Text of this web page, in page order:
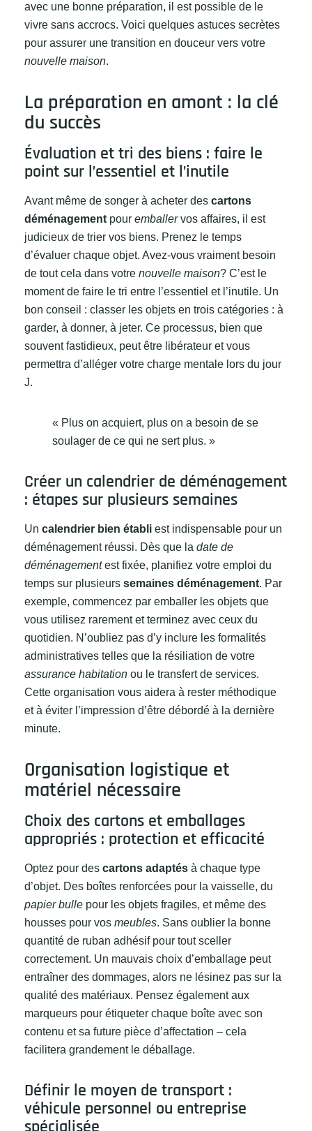
avec une bonne préparation, il est possible de le
vivre sans accrocs. Voici quelques astuces secrètes
pour assurer une transition en douceur vers votre
nouvelle maison.
La préparation en amont : la clé
du succès
Évaluation et tri des biens : faire le
point sur l’essentiel et l’inutile
Avant même de songer à acheter des cartons
déménagement pour emballervos affaires, il est
judicieux de trier vos biens. Prenez le temps
d’évaluer chaque objet. Avez-vous vraiment besoin
de tout cela dans votre nouvelle maison? C’est le
moment de faire le tri entre l’essentiel et l’inutile. Un
bon conseil : classer les objets en trois catégories : à
garder, à donner, à jeter. Ce processus, bien que
souvent fastidieux, peut être libérateur et vous
permettra d’alléger votre charge mentale lors du jour
J.
« Plus on acquiert, plus on a besoin de se
soulager de ce qui ne sert plus. »
Créer un calendrier de déménagement
: étapes sur plusieurs semaines
Un calendrier bien établi est indispensable pour un
déménagement réussi. Dès que la date de
déménagementest fixée, planifiez votre emploi du
temps sur plusieurs semaines déménagement. Par
exemple, commencez par emballer les objets que
vous utilisez rarement et terminez avec ceux du
quotidien. N’oubliez pas d’y inclure les formalités
administratives telles que la résiliation de votre
assurance habitation ou le transfert de services.
Cette organisation vous aidera à rester méthodique
et à éviter l’impression d’être débordé à la dernière
minute.
Organisation logistique et
matériel nécessaire
Choix des cartons et emballages
appropriés : protection et efficacité
Optez pour des cartons adaptés à chaque type
d’objet. Des boîtes renforcées pour la vaisselle, du
papier bulle pour les objets fragiles, et même des
housses pour vos meubles. Sans oublier la bonne
quantité de ruban adhésif pour tout sceller
correctement. Un mauvais choix d’emballage peut
entraîner des dommages, alors ne lésinez pas sur la
qualité des matériaux. Pensez également aux
marqueurs pour étiqueter chaque boîte avec son
contenu et sa future pièce d’affectation – cela
facilitera grandement le déballage.
Définir le moyen de transport :
véhicule personnel ou entreprise
spécialisée